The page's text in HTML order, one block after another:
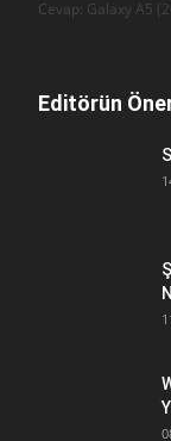
Cevap: Galaxy A5
Editörün